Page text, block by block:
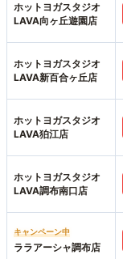
ホットヨガスタジオ
LAVA向ヶ丘遊園店
ホットヨガスタジオ
LAVA新百合ヶ丘店
ホットヨガスタジオ
LAVA狛江店
ホットヨガスタジオ
LAVA調布南口店
キャンペーン中
ララアーシャ調布店